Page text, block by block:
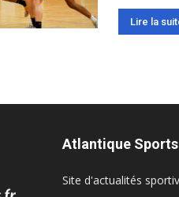
Lire la
Atlantique Sports
Site d'actualités